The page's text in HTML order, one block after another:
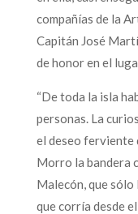
compañías de la
Capitán José
de honor en el
“De toda la isla
personas. La
el deseo ferviente
Morro la bandera
Malecón, que sólo
que corría desde